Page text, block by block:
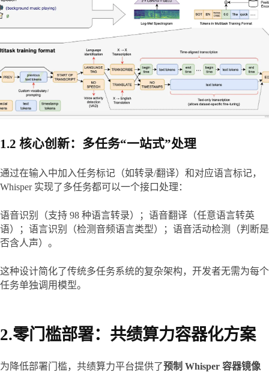
1.2 核心创新：多任务“一站式”处理
通过在输入中加入任务标记（如转录/翻译）和对应语言标记，
Whisper 实现了多任务都可以一个接口处理：
语音识别（支持 98 种语言转录）；语音翻译（任意语言转英
语）；语言识别（检测音频语言类型）；语音活动检测（判断是
否含人声）。
这种设计简化了传统多任务系统的复杂架构，开发者无需为每个
任务单独调用模型。
2.零门槛部署：共绩算力容器化方案
为降低部署门槛，共绩算力平台提供了预制 Whisper 容器镜像